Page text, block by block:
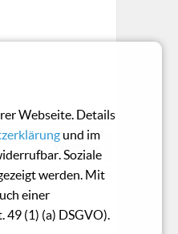
Weiter →
Webseite. Details
und im
Soziale
werden. Mit
einer
49 (1) (a) DSGVO).